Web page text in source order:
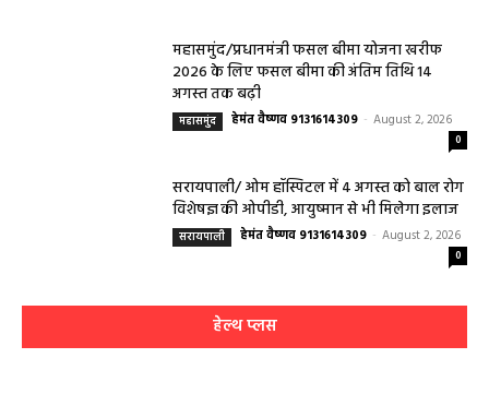
महासमुंद/प्रधानमंत्री फसल बीमा योजना खरीफ
2026 के लिए फसल बीमा की अंतिम तिथि 14
अगस्त तक बढ़ी
महासमुंद हेमंत वैष्णव 9131614309 - August 2, 2026
0
सरायपाली/ ओम हॉस्पिटल में 4 अगस्त को बाल रोग
विशेषज्ञ की ओपीडी, आयुष्मान से भी मिलेगा इलाज
सरायपाली हेमंत वैष्णव 9131614309 - August 2, 2026
0
हेल्थ प्लस